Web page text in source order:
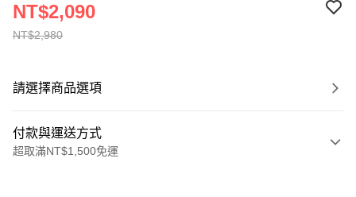
NT$2,980
NT$2,090
請選擇商品選項
付款與運送方式
超取滿NT$1,500免運